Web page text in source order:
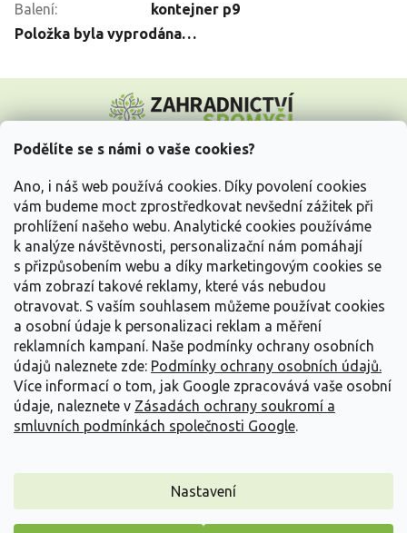
Podělíte se s námi o vaše cookies?
Ano, i náš web používá cookies. Díky povolení cookies
vám budeme moct zprostředkovat nevšední zážitek při
prohlížení našeho webu. Analytické cookies používáme
k analýze návštěvnosti, personalizační nám pomáhají
s přizpůsobením webu a díky marketingovým cookies se
vám zobrazí takové reklamy, které vás nebudou
otravovat. S vaším souhlasem můžeme používat cookies
a osobní údaje k personalizaci reklam a měření
reklamních kampaní. Naše podmínky ochrany osobních
údajů naleznete zde: Podmínky ochrany osobních údajů.
Více informací o tom, jak Google zpracovává vaše osobní
údaje, naleznete v Zásadách ochrany soukromí a
smluvních podmínkách společnosti Google.
Nastavení
Balení:
kontejner p9
Položka byla vyprodána…
p
Vše o nákupu
Informace pro Vás
Kontakujte nás
Vytvořil Shoptet